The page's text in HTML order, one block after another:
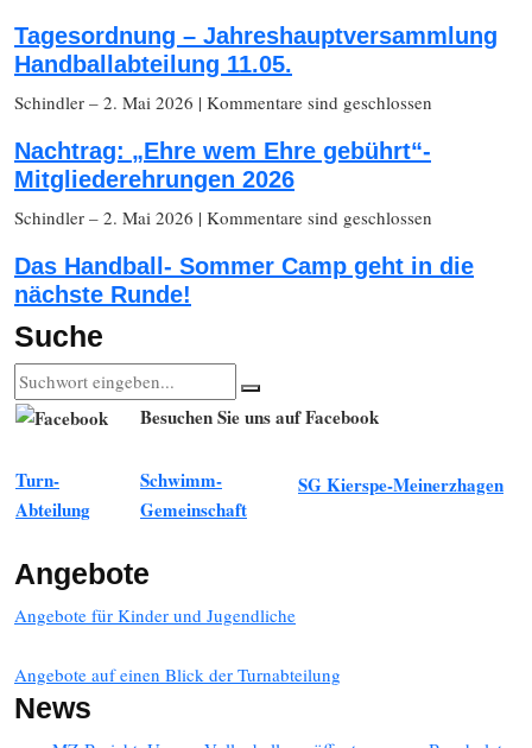
Tagesordnung – Jahreshauptversammlung
Handballabteilung 11.05.
Schindler – 2. Mai 2026 | Kommentare sind geschlossen
Nachtrag: „Ehre wem Ehre gebührt“-
Mitgliederehrungen 2026
Schindler – 2. Mai 2026 | Kommentare sind geschlossen
Das Handball- Sommer Camp geht in die
nächste Runde!
Suche
Besuchen Sie uns auf Facebook
Turn-
Abteilung
Schwimm-
Gemeinschaft
SG Kierspe-Meinerzhagen
Angebote
Angebote für Kinder und Jugendliche
Angebote auf einen Blick der Turnabteilung
News